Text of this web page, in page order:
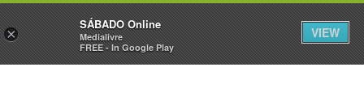
Sábado Assine Iniciar Sessão
×
SÁBADO Online
Medialivre
FREE - In Google Play
VIEW